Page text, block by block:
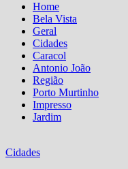
Home
Bela Vista
Geral
Cidades
Caracol
Antonio João
Região
Porto Murtinho
Impresso
Jardim
Cidades